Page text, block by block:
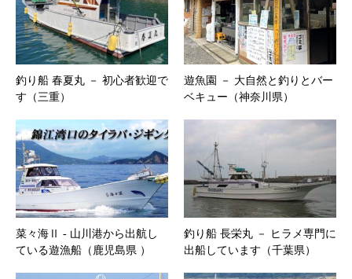
釣り船 春夏丸 － 初心者歓迎で
す（三重）
遊魚園 － 大自然と釣りとバー
ベキュー（神奈川県）
菜々海Ⅱ ‐ 山川港から出航し
ている遊漁船（鹿児島県 ）
釣り船 長栄丸 － ヒラメ専門に
出船しています（千葉県）